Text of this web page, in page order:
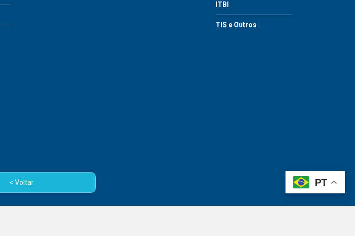
< Voltar
ITBI
TIS e Outros
PT